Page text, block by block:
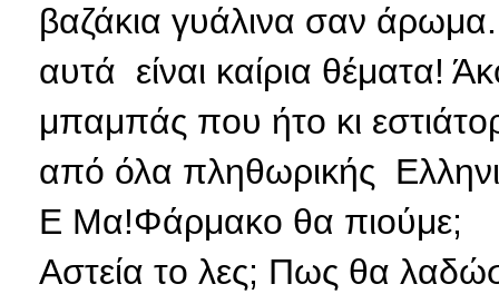
βαζάκια γυάλινα σαν
αυτά είναι καίρια θέματα!
μπαμπάς που ήτο κι
από όλα πληθωρικής
Ε Μα!Φάρμακο θα πιούμε;
Αστεία το λες; Πως θα